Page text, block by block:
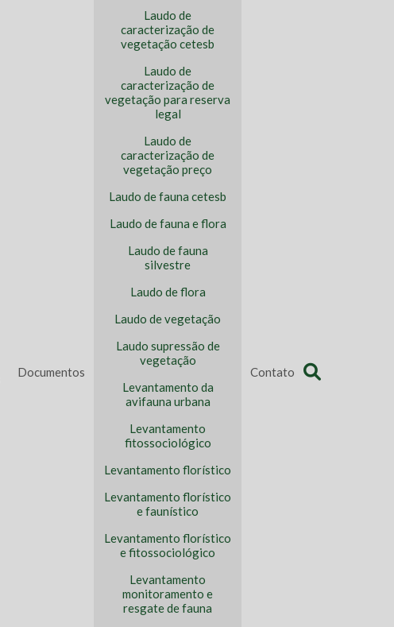
Documentos
Laudo de
caracterização de
vegetação cetesb
Laudo de
caracterização de
vegetação para reserva
legal
Laudo de
caracterização de
vegetação preço
Laudo de fauna cetesb
Laudo de fauna e flora
Laudo de fauna
silvestre
Laudo de flora
Laudo de vegetação
Laudo supressão de
vegetação
Levantamento da
avifauna urbana
Levantamento
fitossociológico
Levantamento florístico
Levantamento florístico
e faunístico
Levantamento florístico
e fitossociológico
Levantamento
monitoramento e
resgate de fauna
Contato